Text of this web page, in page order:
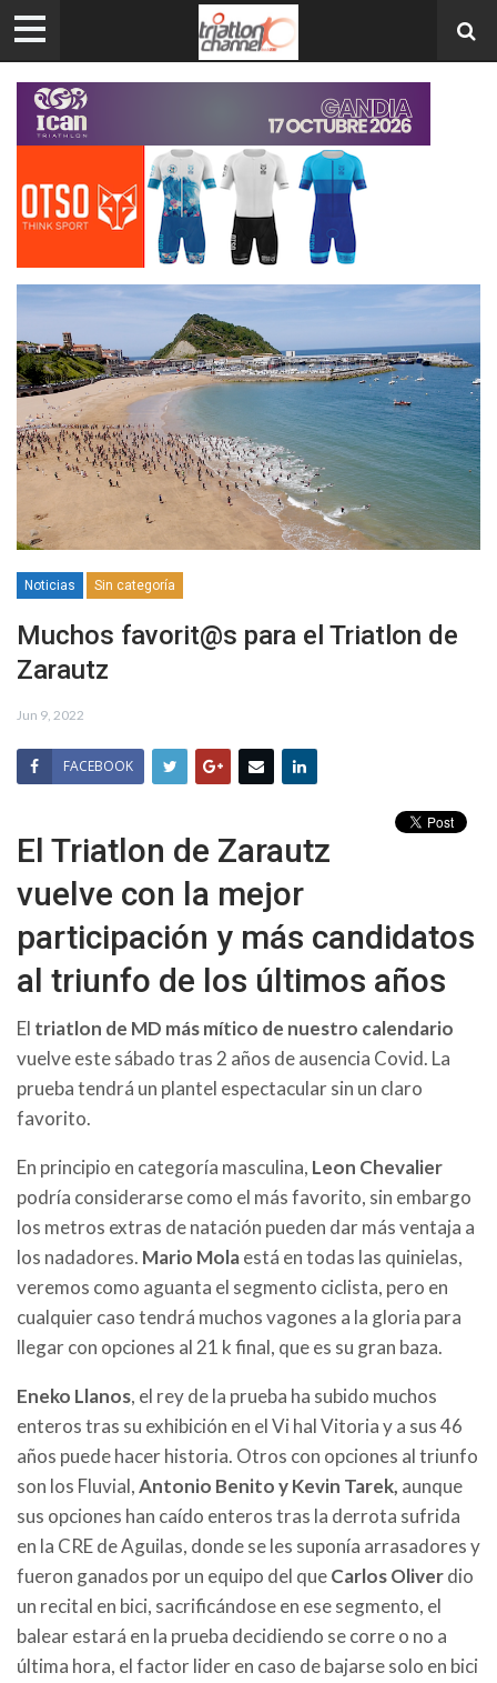
Noticias Sin categoría
Muchos favorit@s para el Triatlon de
Zarautz
Jun 9, 2022
FACEBOOK
El Triatlon de Zarautz
vuelve con la mejor
participación y más candidatos
al triunfo de los últimos años
El triatlon de MD más mítico de nuestro calendario
vuelve este sábado tras 2 años de ausencia Covid. La
prueba tendrá un plantel espectacular sin un claro
favorito.
En principio en categoría masculina, Leon Chevalier
podría considerarse como el más favorito, sin embargo
los metros extras de natación pueden dar más ventaja a
los nadadores. Mario Molaestá en todas las quinielas,
veremos como aguanta el segmento ciclista, pero en
cualquier caso tendrá muchos vagones a la gloria para
llegar con opciones al 21 k final, que es su gran baza.
Eneko Llanos, el rey de la prueba ha subido muchos
enteros tras su exhibición en el Vi hal Vitoria y a sus 46
años puede hacer historia. Otros con opciones al triunfo
son los Fluvial,Antonio Benito y Kevin Tarek, aunque
sus opciones han caído enteros tras la derrota sufrida
en la CRE de Aguilas, donde se les suponía arrasadores y
fueron ganados por un equipo del queCarlos Oliverdio
un recital en bici, sacrificándose en ese segmento, el
balear estará en la prueba decidiendo se corre o no a
última hora, el factor lider en caso de bajarse solo en bici